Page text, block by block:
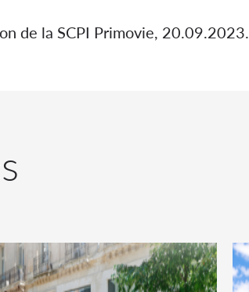
de la SCPI Primovie, 20.09.2023.